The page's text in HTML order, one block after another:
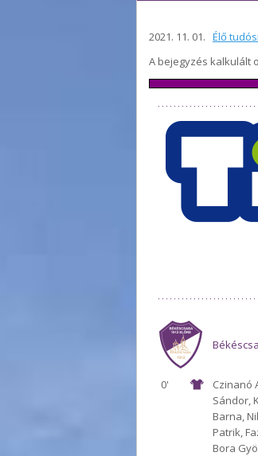
2021. 11. 01. Élő
A bejegyzés kalkulált
0'
Czinanó
Sándor,
Barna,
Patrik,
Bora